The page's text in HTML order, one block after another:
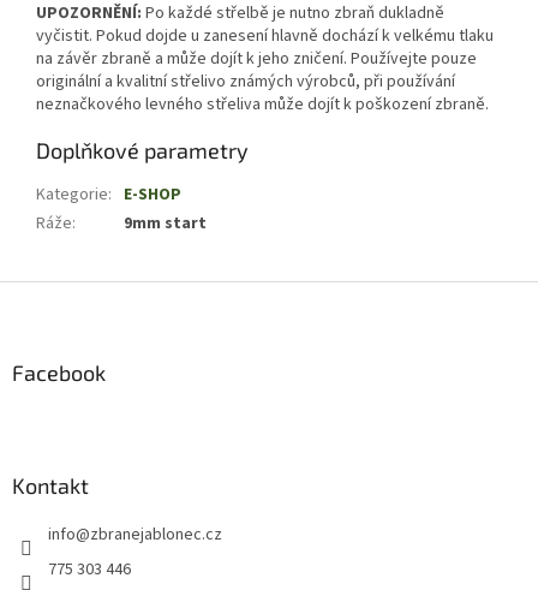
UPOZORNĚNÍ: Po každé střelbě je nutno zbraň dukladně
vyčistit. Pokud dojde u zanesení hlavně dochází k velkému tlaku
na závěr zbraně a může dojít k jeho zničení. Používejte pouze
originální a kvalitní střelivo známých výrobců, při používání
neznačkového levného střeliva může dojít k poškození zbraně.
Doplňkové parametry
Kategorie: E-SHOP
Ráže: 9mm start
Facebook
Kontakt
info@zbranejablonec.cz
775 303 446